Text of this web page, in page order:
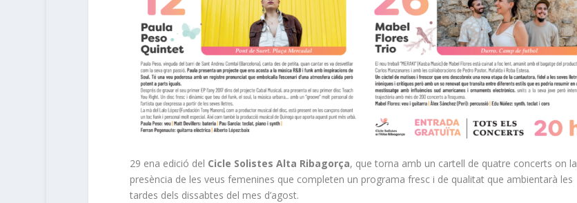
29 ena edició del Cicle Solistes Alta Ribagorça, que torna amb un cartell de quatre concerts on la
presència de les veus femenines que completen un programa fresc i de qualitat que ambientarà les
tardes dels dissabtes del mes d’agost.